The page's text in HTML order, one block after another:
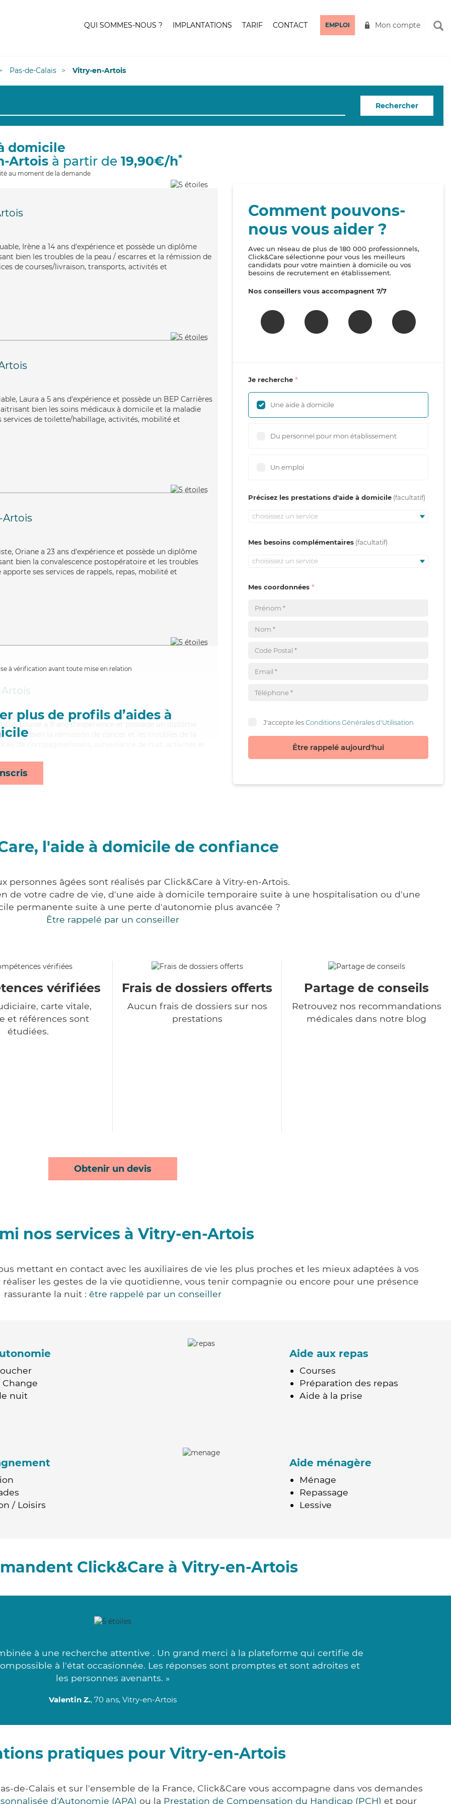
QUI SOMMES-NOUS ? IMPLANTATIONS TARIF CONTACT EMPLOI Mon compte
Pas-de-Calais Vitry-en-Artois
Rechercher
domicile
Artoisà partir de 19,90€/h*
au moment de la demande
Irène a 14 ans d'expérience et possède un diplôme
bien les troubles de la peau / escarres et la rémission de
de courses/livraison, transports, activités et
Laura a 5 ans d'expérience et possède un BEP Carrières
bien les soins médicaux à domicile et la maladie
services de toilette/habillage, activités, mobilité et
Oriane a 23 ans d'expérience et possède un diplôme
bien la convalescence postopératoire et les troubles
ses services de rappels, repas, mobilité et
à vérification avant toute mise en relation
plus de profils d’aides à
Louise a 9 ans d'expérience et possède un diplôme
bien la rémission de cancer et les troubles de la
Comment pouvons-
nous vous aider ?
Avec un réseau de plus de 180 000 professionnels,
Click&Care sélectionne pour vous les meilleurs
candidats pour votre maintien à domicile ou vos
besoins de recrutement en établissement.
Nos conseillers vous accompagnent 7/7
Je recherche
Une aide à domicile
Du personnel pour mon établissement
Un emploi
Précisez les prestations d'aide à domicile
choisissez un service
Mes besoins complémentaires
choisissez un service
Mes coordonnées
J'accepte lesConditions Générales d'Utilisation
Être rappelé aujourd'hui
l'aide à domicile de confiance
personnes âgées sont réalisés par Click&Care à Vitry-en-Artois.
de votre cadre de vie, d'une aide à domicile temporaire suite à une hospitalisation ou d'une
permanente suite à une perte d'autonomie plus avancée ?
Être rappelé par un conseiller
vérifiées
carte vitale,
et références sont
étudiées.
Frais de dossiers offerts
Aucun frais de dossiers sur nos
prestations
Partage de conseils
Retrouvez nos recommandations
médicales dans notre blog
Obtenir un devis
nos services à Vitry-en-Artois
mettant en contact avec les auxiliaires de vie les plus proches et les mieux adaptées à vos
les gestes de la vie quotidienne, vous tenir compagnie ou encore pour une présence
rassurante la nuit : être rappelé par un conseiller
nuit
Aide aux repas
Courses
Préparation des repas
Aide à la prise
/ Loisirs
Aide ménagère
Ménage
Repassage
Lessive
Click&Care à Vitry-en-Artois
à une recherche attentive . Un grand merci à la plateforme qui certifie de
à l'état occasionnée. Les réponses sont promptes et sont adroites et
les personnes avenants. »
Valentin Z., 70 ans, Vitry-en-Artois
pratiques pour Vitry-en-Artois
de-Calais et sur l'ensemble de la France, Click&Care vous accompagne dans vos demandes
d'Autonomie (APA) ou la Prestation de Compensation du Handicap (PCH) et pour